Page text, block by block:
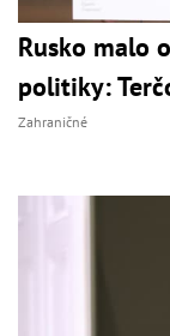
Rusko malo
politiky:
Zahraničné